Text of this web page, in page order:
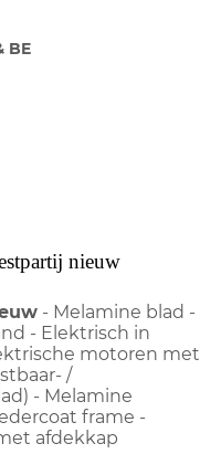
BE
nieuw
- Melamine blad -
- Elektrisch in
motoren met
/
- Melamine
frame -
afdekkap